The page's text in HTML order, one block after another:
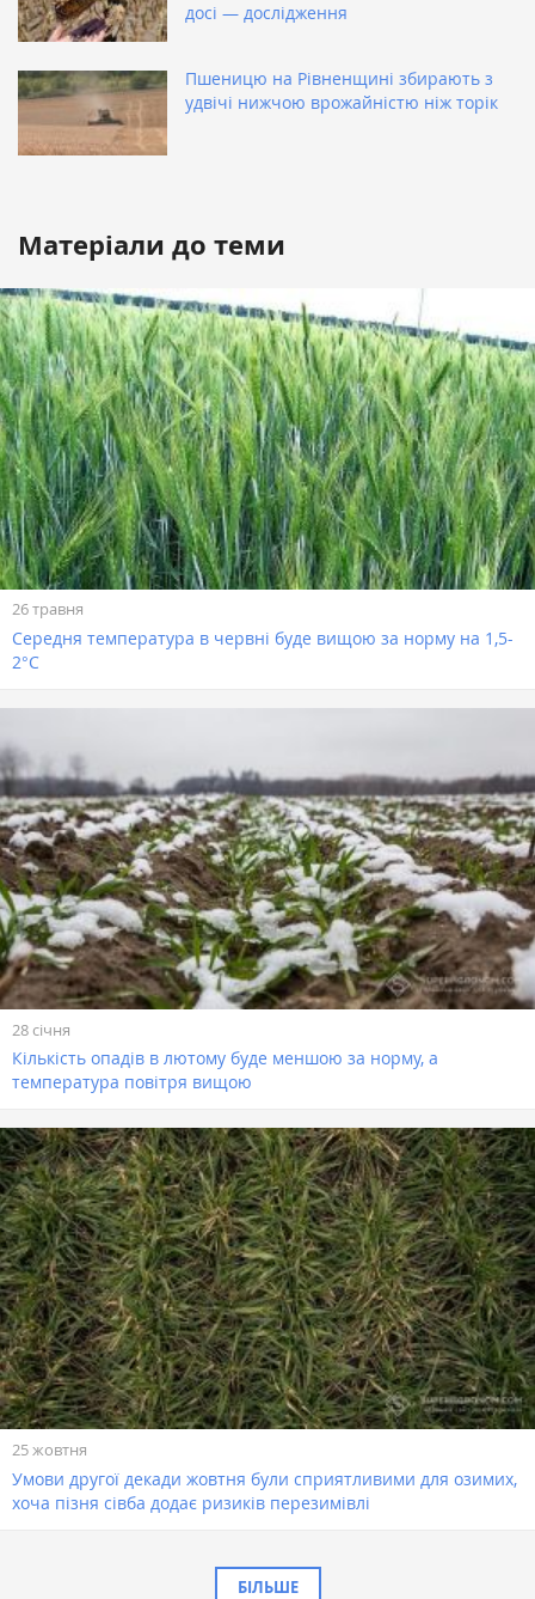
досі — дослідження
Пшеницю на Рівненщині збирають з
удвічі нижчою врожайністю ніж торік
Матеріали до теми
26 травня
Середня температура в червні буде вищою за норму на 1,5-
2°С
28 січня
Кількість опадів в лютому буде меншою за норму, а
температура повітря вищою
25 жовтня
Умови другої декади жовтня були сприятливими для озимих,
хоча пізня сівба додає ризиків перезимівлі
БІЛЬШЕ